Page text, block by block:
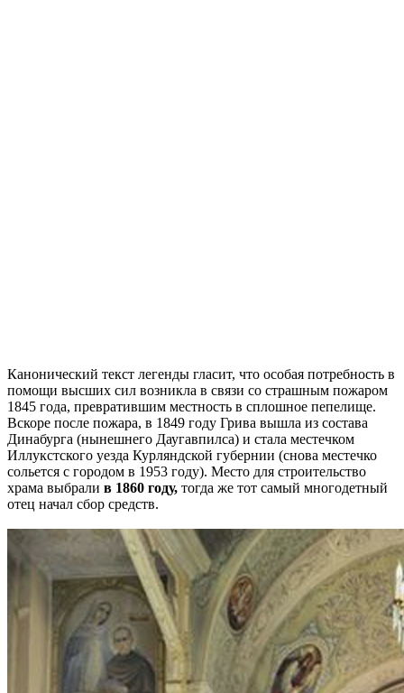
Канонический текст легенды гласит, что особая потребность в
помощи высших сил возникла в связи со страшным пожаром
1845 года, превратившим местность в сплошное пепелище.
Вскоре после пожара, в 1849 году Грива вышла из состава
Динабурга (нынешнего Даугавпилса) и стала местечком
Иллукстского уезда Курляндской губернии (снова местечко
сольется с городом в 1953 году). Место для строительство
храма выбрали в 1860 году, тогда же тот самый многодетный
отец начал сбор средств.